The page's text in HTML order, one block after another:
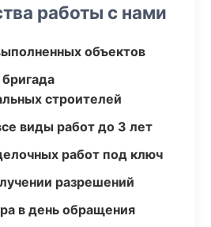
работы с нами
объектов
строителей
виды работ до 3 лет
работ под ключ
разрешений
в день обращения